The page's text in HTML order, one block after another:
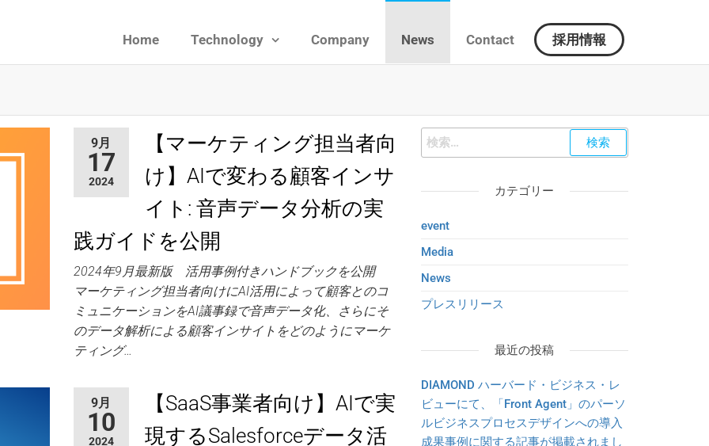
採用情報
Home Technology Company News Contact
9月
17
2024
【マーケティング担当者向
け】AIで変わる顧客インサ
イト: 音声データ分析の実
践ガイドを公開
2024年9月最新版 活用事例付きハンドブックを公開
マーケティング担当者向けにAI活用によって顧客とのコ
ミュニケーションをAI議事録で音声データ化、さらにそ
のデータ解析による顧客インサイトをどのようにマーケ
ティング…
9月
10
2024
【SaaS事業者向け】AIで実
現するSalesforceデータ活
カテゴリー
event
Media
News
プレスリリース
最近の投稿
DIAMOND ハーバード・ビジネス・レ
ビューにて、「Front Agent」のパーソ
ルビジネスプロセスデザインへの導入
成果事例に関する記事が掲載されまし